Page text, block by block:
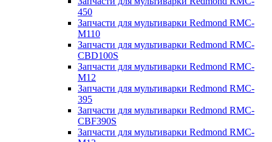
450
Запчасти для мультиварки Redmond RMC-
M110
Запчасти для мультиварки Redmond RMC-
CBD100S
Запчасти для мультиварки Redmond RMC-
M12
Запчасти для мультиварки Redmond RMC-
395
Запчасти для мультиварки Redmond RMC-
CBF390S
Запчасти для мультиварки Redmond RMC-